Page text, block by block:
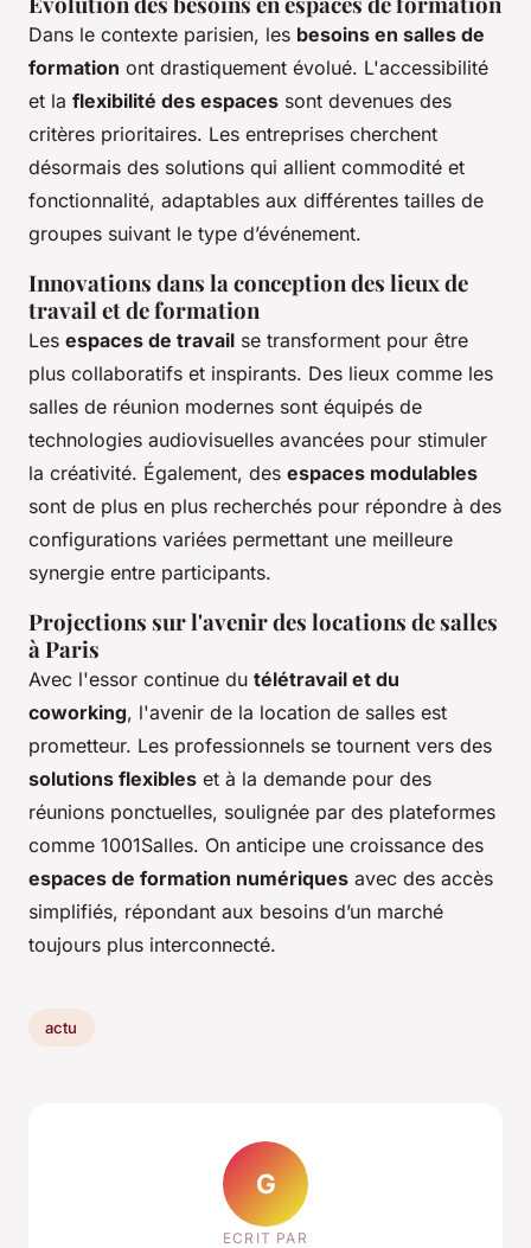
Dans le contexte parisien, les besoins en salles de
formation ont drastiquement évolué. L'accessibilité
et la flexibilité des espaces sont devenues des
critères prioritaires. Les entreprises cherchent
désormais des solutions qui allient commodité et
fonctionnalité, adaptables aux différentes tailles de
groupes suivant le type d’événement.
Innovations dans la conception des lieux de
travail et de formation
Les espaces de travail se transforment pour être
plus collaboratifs et inspirants. Des lieux comme les
salles de réunion modernes sont équipés de
technologies audiovisuelles avancées pour stimuler
la créativité. Également, des espaces modulables
sont de plus en plus recherchés pour répondre à des
configurations variées permettant une meilleure
synergie entre participants.
Projections sur l'avenir des locations de salles
à Paris
Avec l'essor continue du télétravail et du
coworking, l'avenir de la location de salles est
prometteur. Les professionnels se tournent vers des
solutions flexibles et à la demande pour des
réunions ponctuelles, soulignée par des plateformes
comme 1001Salles. On anticipe une croissance des
espaces de formation numériques avec des accès
simplifiés, répondant aux besoins d’un marché
toujours plus interconnecté.
actu
G
ECRIT PAR